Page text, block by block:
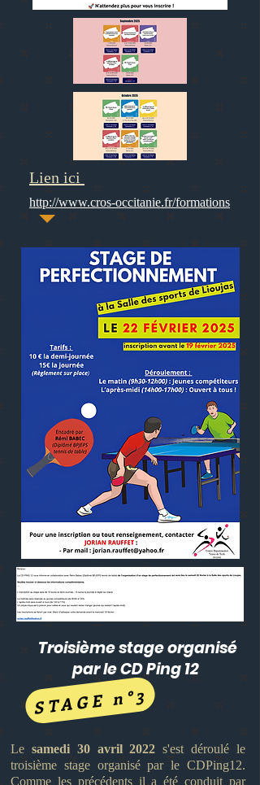
Lien ici
http://www.cros-occitanie.fr/formations
Troisième stage organisé
par le CD Ping 12
STAGE n°3
Le samedi 30 avril 2022s'est déroulé le
troisième stage organisé par le CDPing12.
Comme les précédents il a été conduit par